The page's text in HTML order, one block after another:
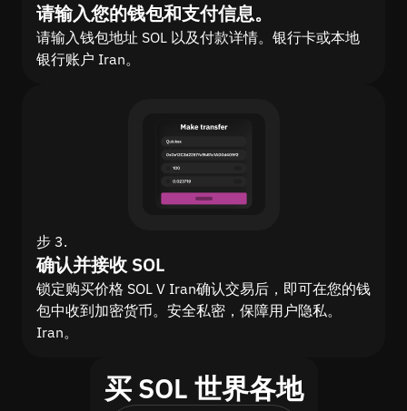
请输入您的钱包和支付信息。
请输入钱包地址 SOL 以及付款详情。银行卡或本地
银行账户 Iran。
步 3.
确认并接收 SOL
锁定购买价格 SOL V Iran确认交易后，即可在您的钱
包中收到加密货币。安全私密，保障用户隐私。
Iran。
买 SOL 世界各地